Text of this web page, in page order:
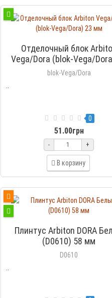
Отделочный блок
Vega/Dora (blok-Vega/
мм
blok-Vega/Dora
0
51.00грн
- +
В корзину
Плинтус Arbiton DORA
(D0610) 58 мм
D0610